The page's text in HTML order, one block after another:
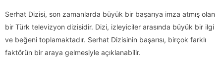
Serhat Dizisi, son zamanlarda büyük bir başarıya imza atmış olan
bir Türk televizyon dizisidir. Dizi, izleyiciler arasında büyük bir ilgi
ve beğeni toplamaktadır. Serhat Dizisinin başarısı, birçok farklı
faktörün bir araya gelmesiyle açıklanabilir.